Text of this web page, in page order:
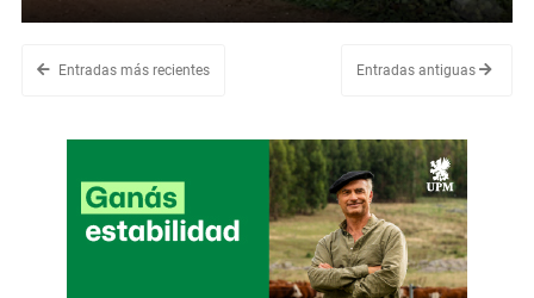
Entradas más recientes Entradas antiguas